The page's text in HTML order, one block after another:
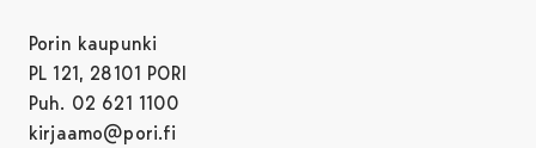
Porin kaupunki
PL 121, 28101 PORI
Puh. 02 621 1100
kirjaamo@pori.fi